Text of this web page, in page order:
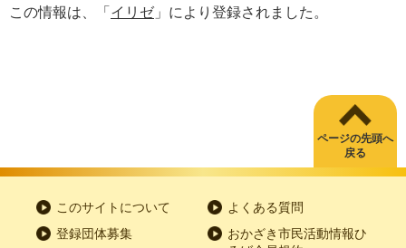
この情報は、「 イリゼ」により登録されました。
ページの先頭へ
戻る
このサイトについて
よくある質問
登録団体募集
おかざき市民活動情報ひ